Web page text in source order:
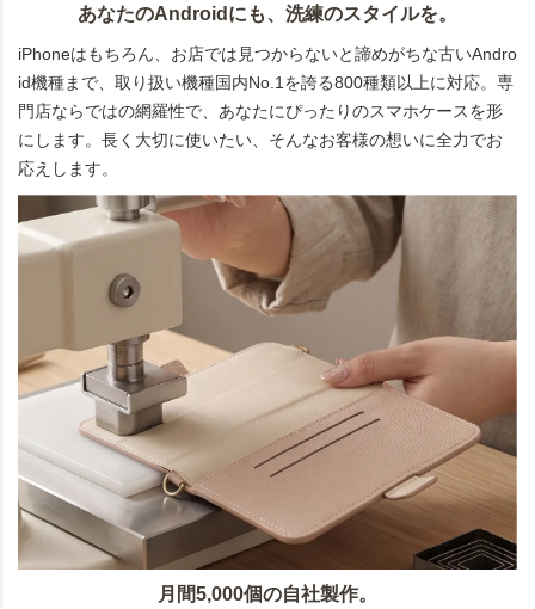
あなたのAndroidにも、洗練のスタイルを。
iPhoneはもちろん、お店では見つからないと諦めがちな古いAndro
id機種まで、取り扱い機種国内No.1を誇る800種類以上に対応。専
門店ならではの網羅性で、あなたにぴったりのスマホケースを形
にします。長く大切に使いたい、そんなお客様の想いに全力でお
応えします。
月間5,000個の自社製作。